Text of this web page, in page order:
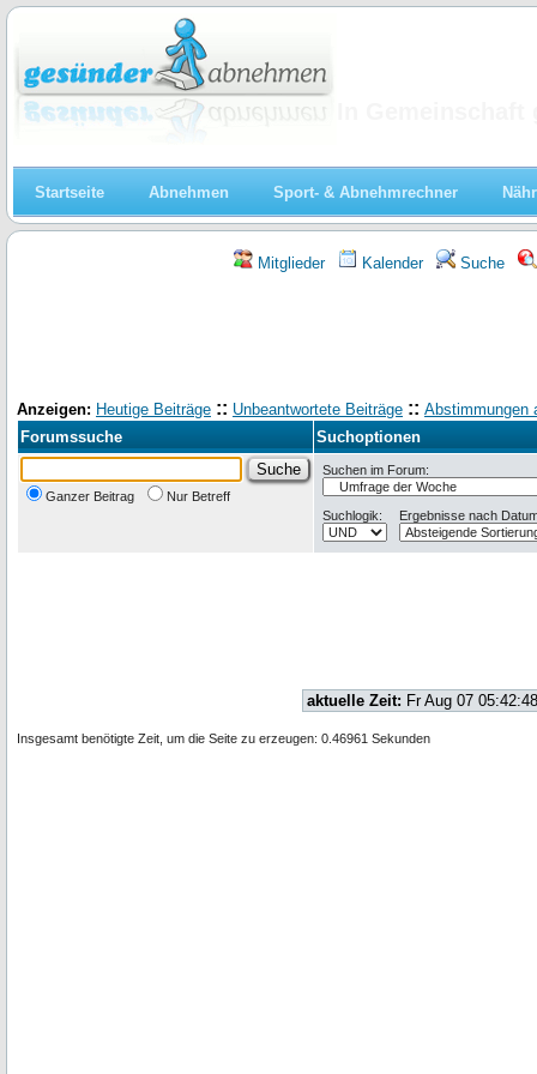
Startseite Abnehmen Sport- & Abnehmrechner
Mitglieder Kalender Suche
Anzeigen: Heutige Beiträge :: Unbeantwortete Beiträge :: Abstimmungen
Forumssuche
Suchoptionen
Ganzer Beitrag Nur Betreff
Suchen im Forum:
Suchlogik: Ergebnisse nach
aktuelle Zeit: Fr Aug 07
Insgesamt benötigte Zeit, um die Seite zu erzeugen: 0.46961 Sekunden